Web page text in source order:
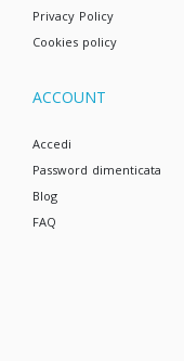
Privacy Policy
Cookies policy
ACCOUNT
Accedi
Password dimenticata
Blog
FAQ